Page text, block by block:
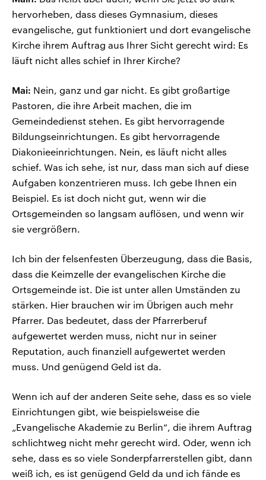
hervorheben, dass dieses Gymnasium, dieses
evangelische, gut funktioniert und dort evangelische
Kirche ihrem Auftrag aus Ihrer Sicht gerecht wird: Es
läuft nicht alles schief in Ihrer Kirche?
Mai: Nein, ganz und gar nicht. Es gibt großartige
Pastoren, die ihre Arbeit machen, die im
Gemeindedienst stehen. Es gibt hervorragende
Bildungseinrichtungen. Es gibt hervorragende
Diakonieeinrichtungen. Nein, es läuft nicht alles
schief. Was ich sehe, ist nur, dass man sich auf diese
Aufgaben konzentrieren muss. Ich gebe Ihnen ein
Beispiel. Es ist doch nicht gut, wenn wir die
Ortsgemeinden so langsam auflösen, und wenn wir
sie vergrößern.
Ich bin der felsenfesten Überzeugung, dass die Basis,
dass die Keimzelle der evangelischen Kirche die
Ortsgemeinde ist. Die ist unter allen Umständen zu
stärken. Hier brauchen wir im Übrigen auch mehr
Pfarrer. Das bedeutet, dass der Pfarrerberuf
aufgewertet werden muss, nicht nur in seiner
Reputation, auch finanziell aufgewertet werden
muss. Und genügend Geld ist da.
Wenn ich auf der anderen Seite sehe, dass es so viele
Einrichtungen gibt, wie beispielsweise die
„Evangelische Akademie zu Berlin“, die ihrem Auftrag
schlichtweg nicht mehr gerecht wird. Oder, wenn ich
sehe, dass es so viele Sonderpfarrerstellen gibt, dann
weiß ich, es ist genügend Geld da und ich fände es